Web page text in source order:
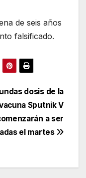
de seis años
falsificado.
dosis de la
Sputnik V
a ser
el martes